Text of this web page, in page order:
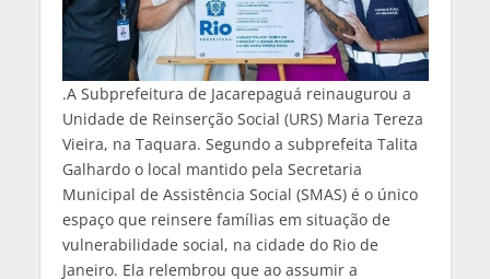
.A Subprefeitura de Jacarepaguá reinaugurou a
Unidade de Reinserção Social (URS) Maria Tereza
Vieira, na Taquara. Segundo a subprefeita Talita
Galhardo o local mantido pela Secretaria
Municipal de Assistência Social (SMAS) é o único
espaço que reinsere famílias em situação de
vulnerabilidade social, na cidade do Rio de
Janeiro. Ela relembrou que ao assumir a